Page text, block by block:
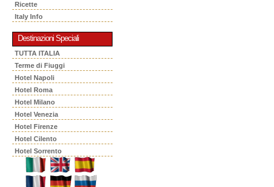
Ricette
Italy Info
Destinazioni Speciali
TUTTA ITALIA
Terme di Fiuggi
Hotel Napoli
Hotel Roma
Hotel Milano
Hotel Venezia
Hotel Firenze
Hotel Cilento
Hotel Sorrento